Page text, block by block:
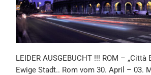
LEIDER AUSGEBUCHT !!! ROM – „Città
Ewige Stadt.. Rom vom 30. April – 03.